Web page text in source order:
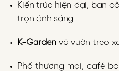
Kiến trúc hiện đại, ban
trọn ánh sáng
K-Gardenvà vườn treo
Phố thương mại, café